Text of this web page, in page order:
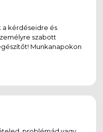
a kérdéseidre és
szabott
Munkanapokon